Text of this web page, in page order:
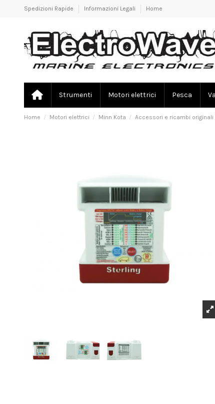
Spedizioni Rapide Informazioni Legali Home
Strumenti Motori elettrici Pesca
Home Motori elettrici Minn Kota Accessori e ricambi originali